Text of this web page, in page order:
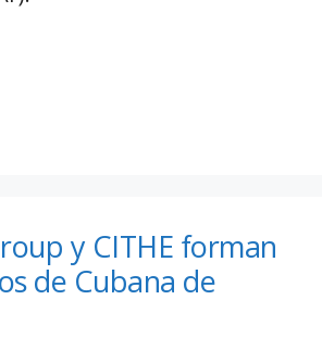
y CITHE forman
de Cubana de